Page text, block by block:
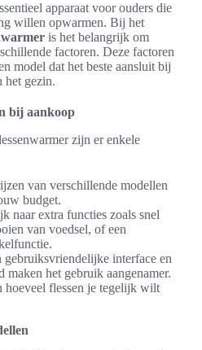
apparaat voor ouders die
willen opwarmen. Bij het
is het belangrijk om
factoren. Deze factoren
model dat het beste aansluit bij
het gezin.
bij aankoop
zijn er enkele
van verschillende modellen
budget.
naar extra functies zoals snel
van voedsel, of een
gebruiksvriendelijke interface en
maken het gebruik aangenamer.
hoeveel flessen je tegelijk wilt